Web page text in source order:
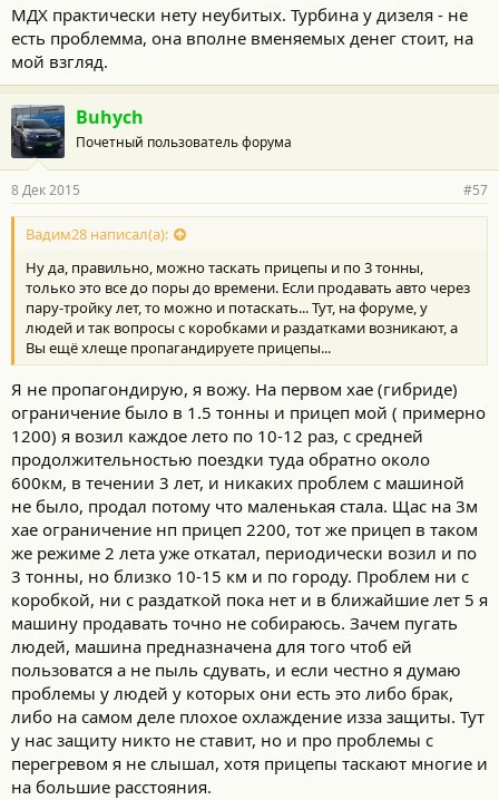
МДХ практически нету неубитых. Турбина у дизеля - не
есть проблемма, она вполне вменяемых денег стоит, на
мой взгляд.
Buhych
Почетный пользователь форума
8 Дек 2015 #57
Вадим28 написал(а):
Ну да, правильно, можно таскать прицепы и по 3 тонны,
только это все до поры до времени. Если продавать авто через
пару-тройку лет, то можно и потаскать... Тут, на форуме, у
людей и так вопросы с коробками и раздатками возникают, а
Вы ещё хлеще пропагандируете прицепы...
Я не пропагондирую, я вожу. На первом хае (гибриде)
ограничение было в 1.5 тонны и прицеп мой ( примерно
1200) я возил каждое лето по 10-12 раз, с средней
продолжительностью поездки туда обратно около
600км, в течении 3 лет, и никаких проблем с машиной
не было, продал потому что маленькая стала. Щас на 3м
хае ограничение нп прицеп 2200, тот же прицеп в таком
же режиме 2 лета уже откатал, периодически возил и по
3 тонны, но близко 10-15 км и по городу. Проблем ни с
коробкой, ни с раздаткой пока нет и в ближайшие лет 5 я
машину продавать точно не собираюсь. Зачем пугать
людей, машина предназначена для того чтоб ей
пользоватся а не пыль сдувать, и если честно я думаю
проблемы у людей у которых они есть это либо брак,
либо на самом деле плохое охлаждение изза защиты. Тут
у нас защиту никто не ставит, но и про проблемы с
перегревом я не слышал, хотя прицепы таскают многие и
на большие расстояния.